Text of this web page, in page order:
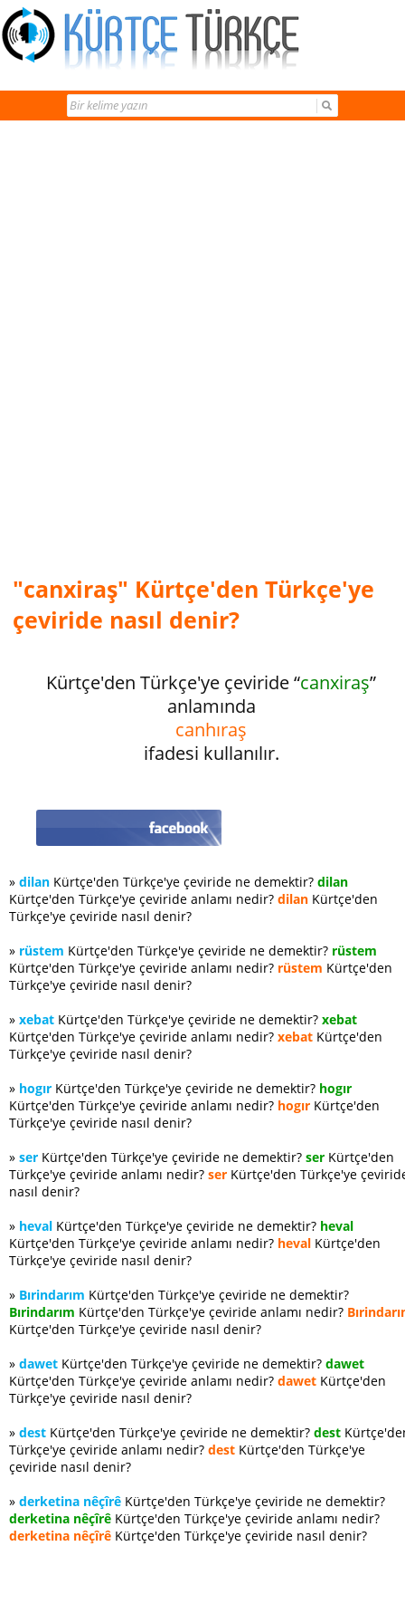
"canxiraş" Kürtçe'den Türkçe'ye
çeviride nasıl denir?
Kürtçe'den Türkçe'ye çeviride “canxiraş”
anlamında
canhıraş
ifadesi kullanılır.
» dilan Kürtçe'den Türkçe'ye çeviride ne demektir? dilan
Kürtçe'den Türkçe'ye çeviride anlamı nedir? dilan Kürtçe'den
Türkçe'ye çeviride nasıl denir?
» rüstem Kürtçe'den Türkçe'ye çeviride ne demektir? rüstem
Kürtçe'den Türkçe'ye çeviride anlamı nedir? rüstem Kürtçe'den
Türkçe'ye çeviride nasıl denir?
» xebat Kürtçe'den Türkçe'ye çeviride ne demektir? xebat
Kürtçe'den Türkçe'ye çeviride anlamı nedir? xebat Kürtçe'den
Türkçe'ye çeviride nasıl denir?
» hogır Kürtçe'den Türkçe'ye çeviride ne demektir? hogır
Kürtçe'den Türkçe'ye çeviride anlamı nedir? hogır Kürtçe'den
Türkçe'ye çeviride nasıl denir?
» ser Kürtçe'den Türkçe'ye çeviride ne demektir? ser Kürtçe'den
Türkçe'ye çeviride anlamı nedir? ser Kürtçe'den Türkçe'ye
nasıl denir?
» heval Kürtçe'den Türkçe'ye çeviride ne demektir? heval
Kürtçe'den Türkçe'ye çeviride anlamı nedir? heval Kürtçe'den
Türkçe'ye çeviride nasıl denir?
» Bırindarım Kürtçe'den Türkçe'ye çeviride ne demektir?
Bırindarım Kürtçe'den Türkçe'ye çeviride anlamı nedir?
Kürtçe'den Türkçe'ye çeviride nasıl denir?
» dawet Kürtçe'den Türkçe'ye çeviride ne demektir? dawet
Kürtçe'den Türkçe'ye çeviride anlamı nedir? dawet Kürtçe'den
Türkçe'ye çeviride nasıl denir?
» dest Kürtçe'den Türkçe'ye çeviride ne demektir? dest
Türkçe'ye çeviride anlamı nedir? dest Kürtçe'den Türkçe'ye
çeviride nasıl denir?
» derketina nêçîrê Kürtçe'den Türkçe'ye çeviride ne demektir?
derketina nêçîrê Kürtçe'den Türkçe'ye çeviride anlamı nedir?
derketina nêçîrê Kürtçe'den Türkçe'ye çeviride nasıl denir?